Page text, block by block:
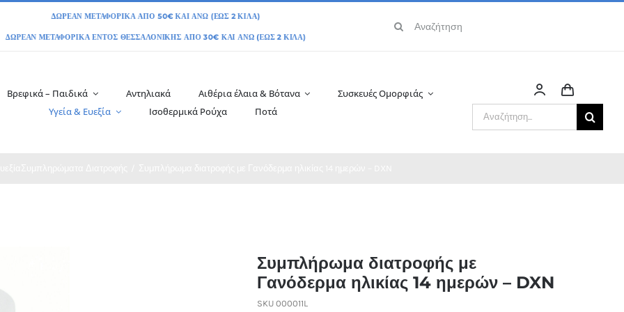
Αναζήτηση
Βρεφικά – Παιδικά Αντηλιακά Αιθέρια έλαια & Βότανα
Συσκευές Ομορφιάς
Υγεία & Ευεξία
Ισοθερμικά Ρούχα Ποτά
Αναζήτηση
για:
Συμπλήρωμα διατροφής με
Γανόδερμα ηλικίας 14 ημερών – DXN
SKU000011L